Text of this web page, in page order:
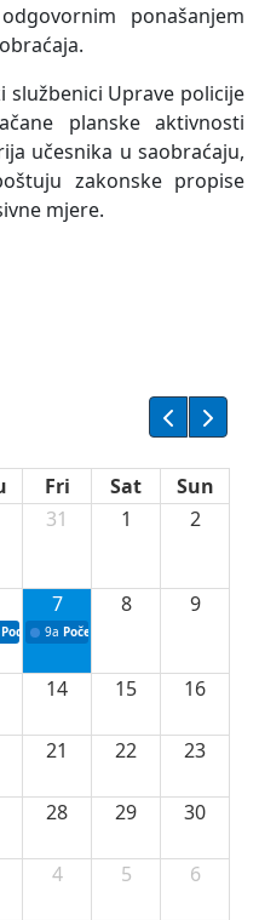
ponašanjem
službenici Uprave policije
planske aktivnosti
učesnika u saobraćaju,
zakonske propise
mjere.
Fri Sat
Sun
ugovora sa neprofitnim
31 1 2
ugovora o stipendijama za
Podrška razvoju vodne infrastrukture u
7
9a Početak izgradnje nove
8 9
14 15 16
21 22 23
28 29 30
4 5 6